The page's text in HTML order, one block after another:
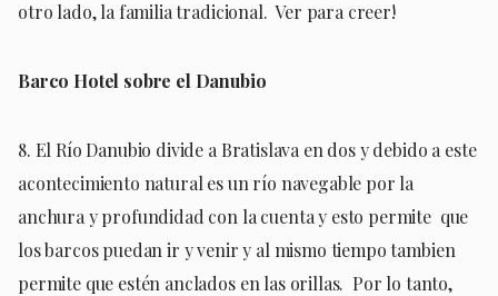
otro lado, la familia tradicional. Ver para creer!
Barco Hotel sobre el Danubio
8. El Río Danubio divide a Bratislava en dos y debido a este
acontecimiento natural es un río navegable por la
anchura y profundidad con la cuenta y esto permite que
los barcos puedan ir y venir y al mismo tiempo tambien
permite que estén anclados en las orillas. Por lo tanto,